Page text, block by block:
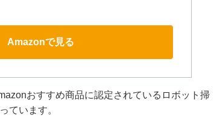
Amazonで見る
おすすめ商品に認定されているロボット掃
ています。